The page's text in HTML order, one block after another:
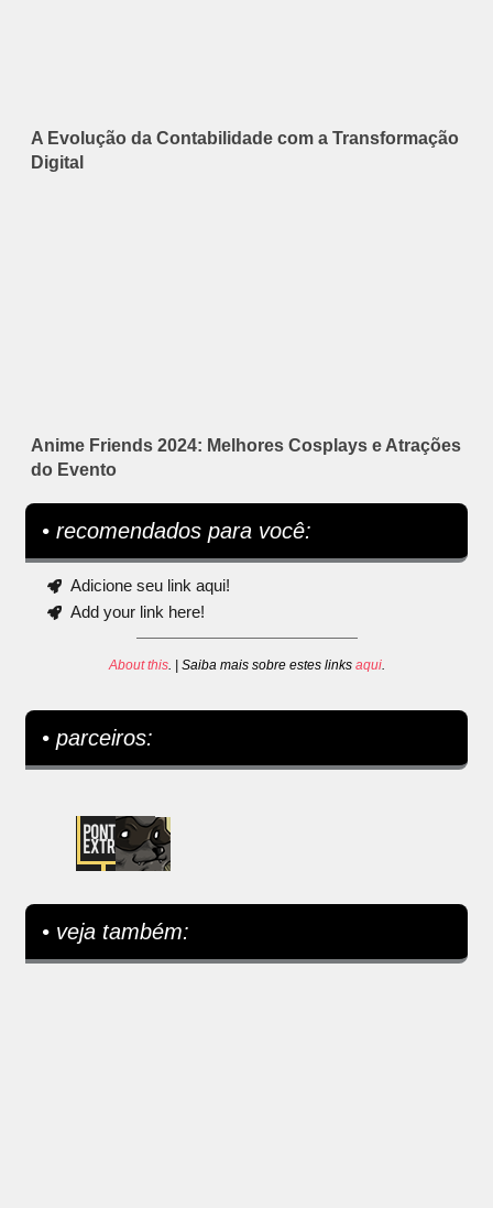
A Evolução da Contabilidade com a Transformação
Digital
Anime Friends 2024: Melhores Cosplays e Atrações
do Evento
• recomendados para você:
Adicione seu link aqui!
Add your link here!
About this. | Saiba mais sobre estes links aqui.
• parceiros:
• veja também: